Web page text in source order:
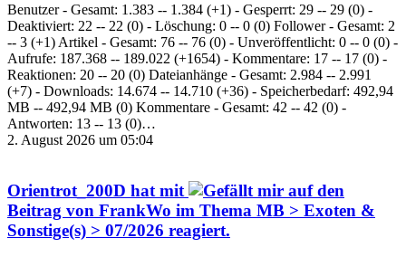
Benutzer - Gesamt: 1.383 -- 1.384 (+1) - Gesperrt: 29 -- 29 (0) -
Deaktiviert: 22 -- 22 (0) - Löschung: 0 -- 0 (0) Follower - Gesamt: 2
-- 3 (+1) Artikel - Gesamt: 76 -- 76 (0) - Unveröffentlicht: 0 -- 0 (0) -
Aufrufe: 187.368 -- 189.022 (+1654) - Kommentare: 17 -- 17 (0) -
Reaktionen: 20 -- 20 (0) Dateianhänge - Gesamt: 2.984 -- 2.991
(+7) - Downloads: 14.674 -- 14.710 (+36) - Speicherbedarf: 492,94
MB -- 492,94 MB (0) Kommentare - Gesamt: 42 -- 42 (0) -
Antworten: 13 -- 13 (0)…
2. August 2026 um 05:04
Orientrot_200D hat mit
auf den
Beitrag von FrankWo im Thema MB > Exoten &
Sonstige(s) > 07/2026 reagiert.